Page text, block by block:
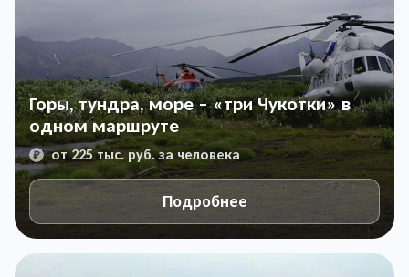
Горы, тундра, море – «три Чукотки» в
одном маршруте
от 225 тыс. руб. за человека
Подробнее